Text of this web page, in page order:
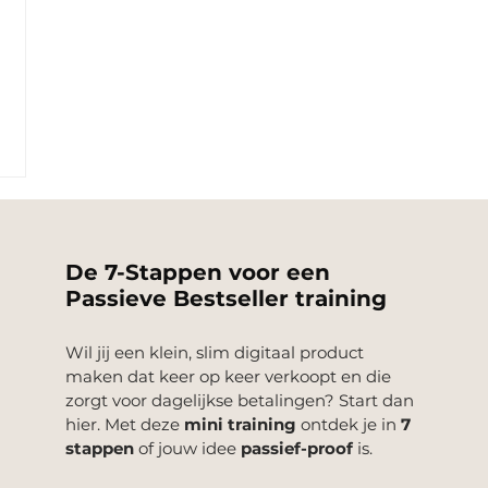
De 7-Stappen voor een
Passieve Bestseller training
Wil jij een klein, slim digitaal product
maken dat keer op keer verkoopt en die
zorgt voor dagelijkse betalingen? Start dan
hier. Met deze mini training ontdek je in7
stappenof jouw idee passief-proof is.